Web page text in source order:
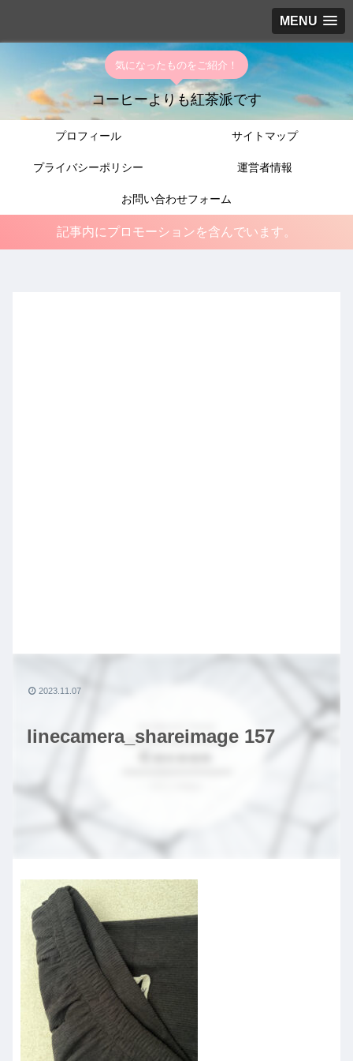
MENU
気になったものをご紹介！
コーヒーよりも紅茶派です
プロフィール サイトマップ
プライバシーポリシー 運営者情報
お問い合わせフォーム
記事内にプロモーションを含んでいます。
linecamera_shareimage 157
2023.11.07